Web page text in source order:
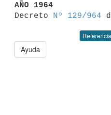
AÑO 1964
Decreto
Nº 129/964
Ayuda